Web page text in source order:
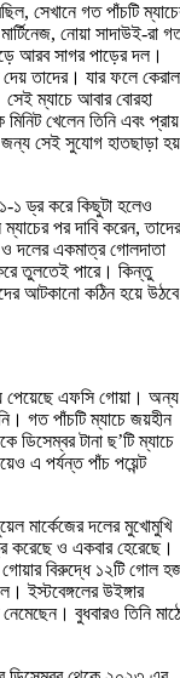
সেখানে গত পাঁচটি
নোয়া সাদাউই-রা
আরব সাগর পাড়ের দল।
তাদের। যার ফলে
সেই ম্যাচে আবার বোরহা
খেলেন তিনি এবং প্রায়
সেই সুযোগ হাতছাড়া হয়
১-১ ড্র করে কিছুটা হলেও
পর দাবি করেন,
দলের একমাত্র গোলদাতা
তুলতেই পারে। কিন্তু
আটকানো কঠিন হয়ে উঠবে
পেয়েছে এফসি গোয়া। অন্য
গত পাঁচটি ম্যাচে জয়হীন
টানা ছ’টি ম্যাচে
এ পর্যন্ত পাঁচ পয়েন্ট
মার্কেজের দলের মুখোমুখি
করেছে ও একবার হেরেছে।
বিরুদ্ধে ১২টি গোল
ইস্টবেঙ্গলের উইঙ্গার
বুধবারও তিনি মাঠে